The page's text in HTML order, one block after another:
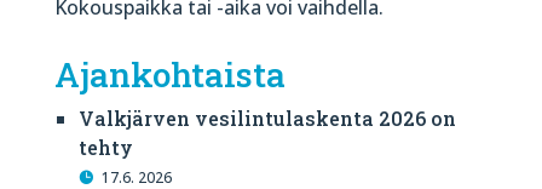
Kokouspaikka tai -aika voi vaihdella.
Ajankohtaista
Valkjärven vesilintulaskenta 2026 on
tehty
17.6. 2026